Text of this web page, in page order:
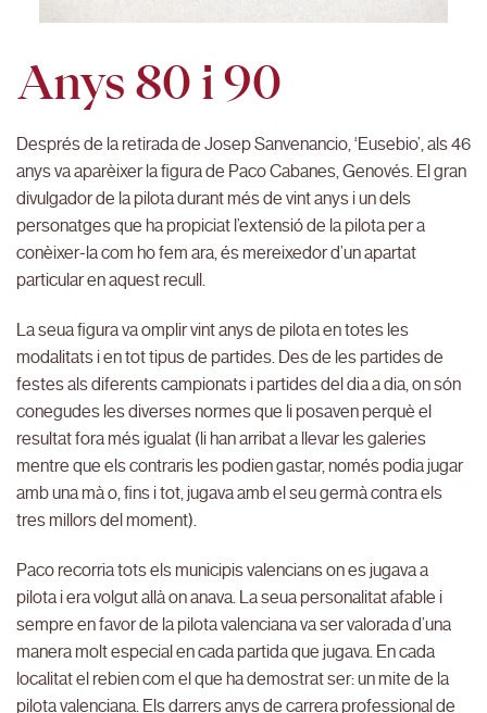
Anys 80 i 90
Després de la retirada de Josep Sanvenancio, ‘Eusebio’, als 46
anys va aparèixer la figura de Paco Cabanes, Genovés. El gran
divulgador de la pilota durant més de vint anys i un dels
personatges que ha propiciat l’extensió de la pilota per a
conèixer-la com ho fem ara, és mereixedor d’un apartat
particular en aquest recull.
La seua figura va omplir vint anys de pilota en totes les
modalitats i en tot tipus de partides. Des de les partides de
festes als diferents campionats i partides del dia a dia, on són
conegudes les diverses normes que li posaven perquè el
resultat fora més igualat (li han arribat a llevar les galeries
mentre que els contraris les podien gastar, només podia jugar
amb una mà o, fins i tot, jugava amb el seu germà contra els
tres millors del moment).
Paco recorria tots els municipis valencians on es jugava a
pilota i era volgut allà on anava. La seua personalitat afable i
sempre en favor de la pilota valenciana va ser valorada d’una
manera molt especial en cada partida que jugava. En cada
localitat el rebien com el que ha demostrat ser: un mite de la
pilota valenciana. Els darrers anys de carrera professional de